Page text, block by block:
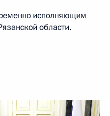
исполняющим
области.